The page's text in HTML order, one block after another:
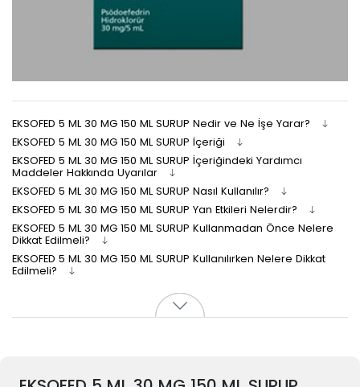
EKSOFED 5 ML 30 MG 150 ML SURUP Nedir ve Ne İşe Yarar?
EKSOFED 5 ML 30 MG 150 ML SURUP İçeriği
EKSOFED 5 ML 30 MG 150 ML SURUP İçeriğindeki Yardımcı
Maddeler Hakkında Uyarılar
EKSOFED 5 ML 30 MG 150 ML SURUP Nasıl Kullanılır?
EKSOFED 5 ML 30 MG 150 ML SURUP Yan Etkileri Nelerdir?
EKSOFED 5 ML 30 MG 150 ML SURUP Kullanmadan Önce Nelere
Dikkat Edilmeli?
EKSOFED 5 ML 30 MG 150 ML SURUP Kullanılırken Nelere Dikkat
Edilmeli?